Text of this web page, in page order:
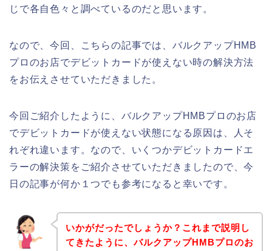
じで各自色々と調べているのだと思います。
なので、今回、こちらの記事では、バルクアップHMB
プロのお店でデビットカードが使えない時の解決方法
をお伝えさせていただきました。
今回ご紹介したように、バルクアップHMBプロのお店
でデビットカードが使えない状態になる原因は、人そ
れぞれ違います。なので、いくつかデビットカードエ
ラーの解決策をご紹介させていただきましたので、今
日の記事が何か１つでも参考になると幸いです。
いかがだったでしょうか？これまで説明し
てきたように、バルクアップHMBプロのお